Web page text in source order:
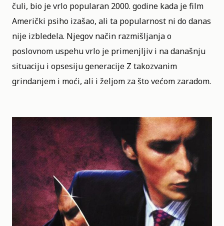
čuli, bio je vrlo popularan 2000. godine kada je film
Američki psiho izašao, ali ta popularnost ni do danas
nije izbledela. Njegov način razmišljanja o
poslovnom uspehu vrlo je primenjljiv i na današnju
situaciju i opsesiju generacije Z takozvanim
grindanjem i moći, ali i željom za što većom zaradom.